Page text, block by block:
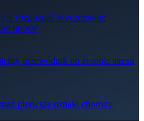
rozpoznać wyczerpanie
uporać
przewodnik po zespole stresu
pierwsze oznaki choroby